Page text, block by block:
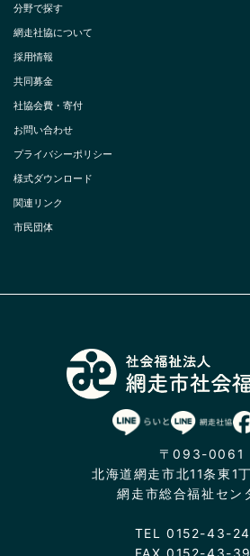
分野で探す
網走社協について
採用情報
共同募金
社協会費・寄付
お問い合わせ
プライバシーポリシー
様式ダウンロード
関連リンク
市民団体
〒093-0061
北海道網走市北11条東1
網走市総合福祉セン
TEL 0152-43-